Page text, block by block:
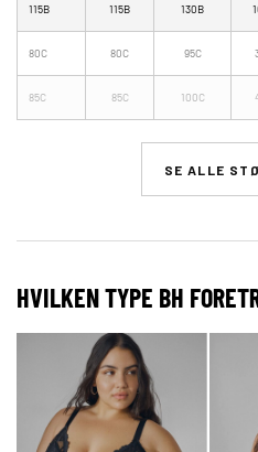
115B 115B 130B
80C 80C 95C
85C 85C 100C
SE ALLE
HVILKEN TYPE BH